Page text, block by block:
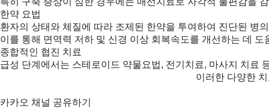
한약 요법
환자의 상태와 체질에 따라 조제된 한약을 투여하여 진단된 병
이를 통해 면역력 저하 및 신경 이상 회복속도를 개선하는 데
종합적인 협진 치료
급성 단계에서는 스테로이드 약물요법, 전기치료, 마사지 치료
이러한 다양한
카카오 채널 공유하기